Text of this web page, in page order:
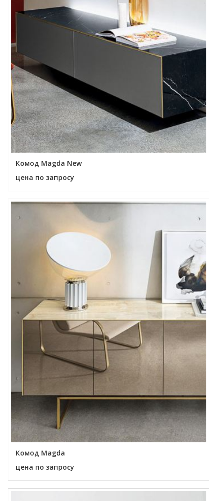
Комод Magda New
цена по запросу
Комод Magda
цена по запросу